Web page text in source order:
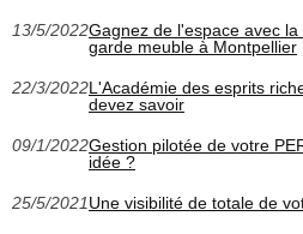
13/5/2022Gagnez de l'espace avec la
garde meuble à Montpellier
22/3/2022L'Académie des esprits
devez savoir
09/1/2022Gestion pilotée de votre
idée ?
25/5/2021Une visibilité de totale de